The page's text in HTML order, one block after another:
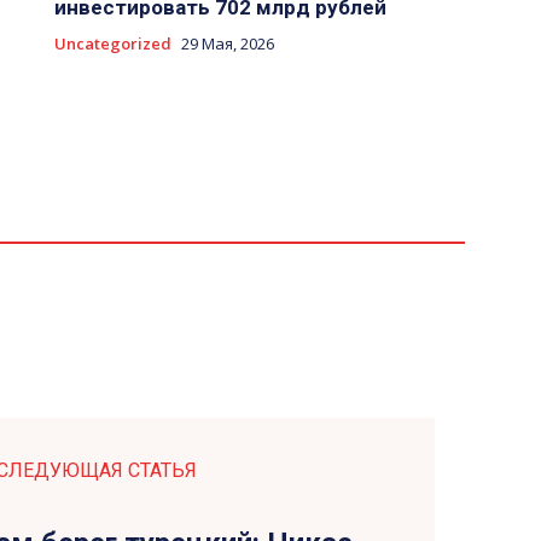
инвестировать 702 млрд рублей
Uncategorized 29 Мая, 2026
СТАТЬЯ